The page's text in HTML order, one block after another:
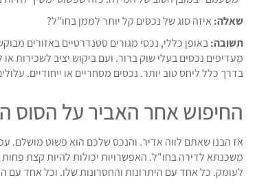
שאלה: איזה סוג של נכסים קל יותר לממן בחו"ל?
תשובה:באופן כללי, נכסי מגורים סטנדרטיים באזורים
מעדיפים נכסים בעלי שוק ברור. ועם ביקוש יציב לשכירות
בדרך כלל ליחס טוב יותר. נכסים מסחריים או ייחודיים.
החיפוש אחר האביר על הסוס
אז הבנו שאתם לווה אדיר. והנכס שלכם הוא פשוט מושלם.
משכנתא לדירה בחו"ל. האפשרויות יכולות להיות קצת
לעומק. כל אחד עם היתרונות והחסרונות שלו. וכל אחד עם